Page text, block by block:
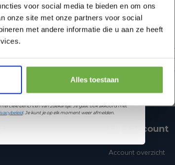
voor social media te bieden en om ons
onze site met onze partners voor social
met andere informatie die u aan ze heeft
Alles toestaan
Mijn account
Account overzicht
weten wanneer je jarig bent
Pak € 5,- korting
berichten van 2dekansje. Je gaat ook akkoord met
. Je kunt je op elk moment weer afmelden.